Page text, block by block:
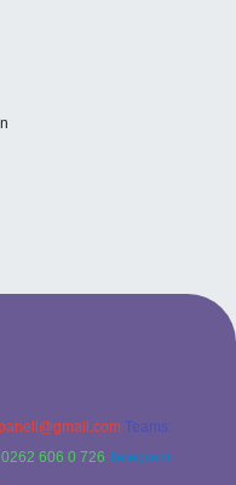
Teams:
606 0 726 Telegram: